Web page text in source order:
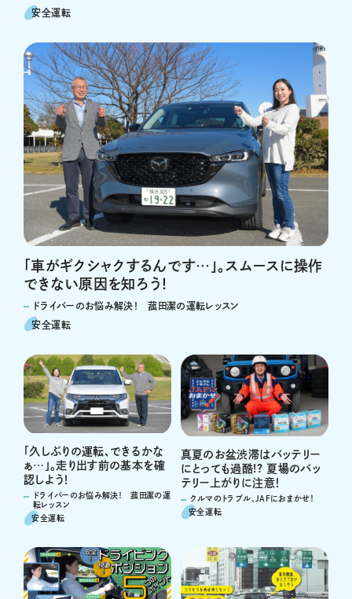
安全運転
「車がギクシャクするんです…」。スムースに操作
できない原因を知ろう！
ドライバーのお悩み解決！ 菰田潔の運転レッスン
安全運転
「久しぶりの運転、できるかな
ぁ…」。走り出す前の基本を確
認しよう！
ドライバーのお悩み解決！ 菰田潔の運
転レッスン
安全運転
真夏のお盆渋滞はバッテリー
にとっても過酷!? 夏場のバッ
テリー上がりに注意！
クルマのトラブル、JAFにおまかせ！
安全運転